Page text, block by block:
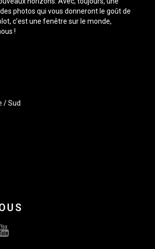
photos qui vous donneront le goût de
c’est une fenêtre sur le monde,
!
/ Sud